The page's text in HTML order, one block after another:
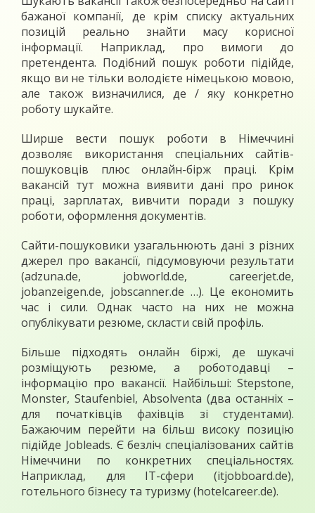
бажаної компанії, де крім списку актуальних
позицій реально знайти масу корисної
інформації. Наприклад, про вимоги до
претендента. Подібний пошук роботи підійде,
якщо ви не тільки володієте німецькою мовою,
але також визначилися, де / яку конкретно
роботу шукайте.
Ширше вести пошук роботи в Німеччині
дозволяє використання спеціальних сайтів-
пошуковців плюс онлайн-бірж праці. Крім
вакансій тут можна виявити дані про ринок
праці, зарплатах, вивчити поради з пошуку
роботи, оформлення документів.
Сайти-пошуковики узагальнюють дані з різних
джерел про вакансії, підсумовуючи результати
(adzuna.de, jobworld.de, careerjet.de,
jobanzeigen.de, jobscanner.de …). Це економить
час і сили. Однак часто на них не можна
опублікувати резюме, скласти свій профіль.
Більше підходять онлайн біржі, де шукачі
розміщують резюме, а роботодавці –
інформацію про вакансії. Найбільші: Stepstone,
Monster, Staufenbiel, Absolventa (два останніх –
для початківців фахівців зі студентами).
Бажаючим перейти на більш високу позицію
підійде Jobleads. Є безліч спеціалізованих сайтів
Німеччини по конкретних спеціальностях.
Наприклад, для IT-сфери (itjobboard.de),
готельного бізнесу та туризму (hotelcareer.de).